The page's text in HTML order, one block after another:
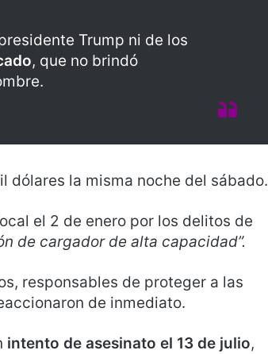
Trump ni de los
, que no brindó
dólares la misma noche del sábado.
el 2 de enero por los delitos de
de cargador de alta capacidad”.
responsables de proteger a las
de inmediato.
intento de asesinato el 13 de julio,